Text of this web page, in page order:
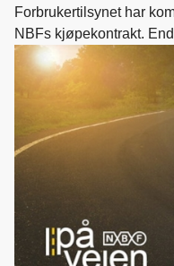
Forbrukertilsynet har
NBFs kjøpekontrakt.
som dramatiske.